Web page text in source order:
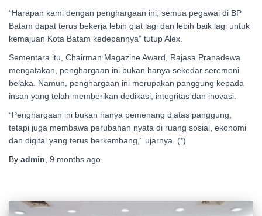
“Harapan kami dengan penghargaan ini, semua pegawai di BP
Batam dapat terus bekerja lebih giat lagi dan lebih baik lagi untuk
kemajuan Kota Batam kedepannya” tutup Alex.
Sementara itu, Chairman Magazine Award, Rajasa Pranadewa
mengatakan, penghargaan ini bukan hanya sekedar seremoni
belaka. Namun, penghargaan ini merupakan panggung kepada
insan yang telah memberikan dedikasi, integritas dan inovasi.
“Penghargaan ini bukan hanya pemenang diatas panggung,
tetapi juga membawa perubahan nyata di ruang sosial, ekonomi
dan digital yang terus berkembang,” ujarnya. (*)
By admin, 9 months ago